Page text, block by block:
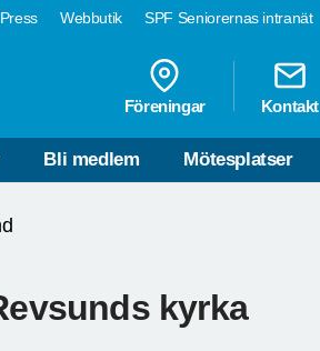
Press Webbutik SPF Seniorernas intranät
Föreningar Kontakt
Bli medlem Mötesplatser
kyrka